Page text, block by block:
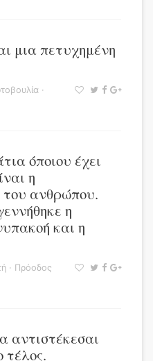
μια πετυχημένη
·
όποιου έχει
η
του ανθρώπου.
η
και η
· Πρόοδος
αντιστέκεσαι